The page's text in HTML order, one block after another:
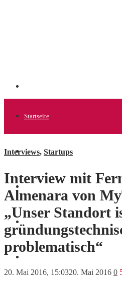
Startseite
Allgemein
Interviews, Startups
Interview mit
Almenara von
„Unser Standort
problematisch“
20. Mai 2016, 15:0320. Mai 2016 0